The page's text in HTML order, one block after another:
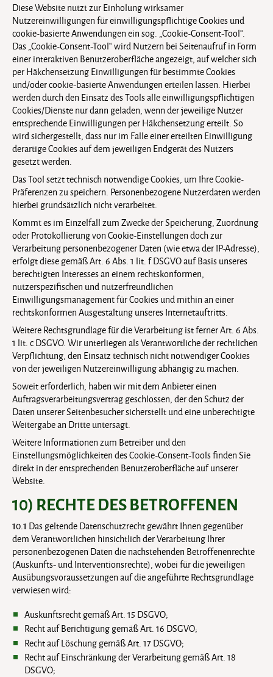
Diese Website nutzt zur Einholung wirksamer
Nutzereinwilligungen für einwilligungspflichtige Cookies und
cookie-basierte Anwendungen ein sog. „Cookie-Consent-Tool“.
Das „Cookie-Consent-Tool“ wird Nutzern bei Seitenaufruf in Form
einer interaktiven Benutzeroberfläche angezeigt, auf welcher sich
per Häkchensetzung Einwilligungen für bestimmte Cookies
und/oder cookie-basierte Anwendungen erteilen lassen. Hierbei
werden durch den Einsatz des Tools alle einwilligungspflichtigen
Cookies/Dienste nur dann geladen, wenn der jeweilige Nutzer
entsprechende Einwilligungen per Häkchensetzung erteilt. So
wird sichergestellt, dass nur im Falle einer erteilten Einwilligung
derartige Cookies auf dem jeweiligen Endgerät des Nutzers
gesetzt werden.
Das Tool setzt technisch notwendige Cookies, um Ihre Cookie-
Präferenzen zu speichern. Personenbezogene Nutzerdaten werden
hierbei grundsätzlich nicht verarbeitet.
Kommt es im Einzelfall zum Zwecke der Speicherung, Zuordnung
oder Protokollierung von Cookie-Einstellungen doch zur
Verarbeitung personenbezogener Daten (wie etwa der IP-Adresse),
erfolgt diese gemäß Art. 6 Abs. 1 lit. f DSGVO auf Basis unseres
berechtigten Interesses an einem rechtskonformen,
nutzerspezifischen und nutzerfreundlichen
Einwilligungsmanagement für Cookies und mithin an einer
rechtskonformen Ausgestaltung unseres Internetauftritts.
Weitere Rechtsgrundlage für die Verarbeitung ist ferner Art. 6 Abs.
1 lit. c DSGVO. Wir unterliegen als Verantwortliche der rechtlichen
Verpflichtung, den Einsatz technisch nicht notwendiger Cookies
von der jeweiligen Nutzereinwilligung abhängig zu machen.
Soweit erforderlich, haben wir mit dem Anbieter einen
Auftragsverarbeitungsvertrag geschlossen, der den Schutz der
Daten unserer Seitenbesucher sicherstellt und eine unberechtigte
Weitergabe an Dritte untersagt.
Weitere Informationen zum Betreiber und den
Einstellungsmöglichkeiten des Cookie-Consent-Tools finden Sie
direkt in der entsprechenden Benutzeroberfläche auf unserer
Website.
10) RECHTE DES BETROFFENEN
10.1 Das geltende Datenschutzrecht gewährt Ihnen gegenüber
dem Verantwortlichen hinsichtlich der Verarbeitung Ihrer
personenbezogenen Daten die nachstehenden Betroffenenrechte
(Auskunfts- und Interventionsrechte), wobei für die jeweiligen
Ausübungsvoraussetzungen auf die angeführte Rechtsgrundlage
verwiesen wird:
Auskunftsrecht gemäß Art. 15 DSGVO;
Recht auf Berichtigung gemäß Art. 16 DSGVO;
Recht auf Löschung gemäß Art. 17 DSGVO;
Recht auf Einschränkung der Verarbeitung gemäß Art. 18
DSGVO;